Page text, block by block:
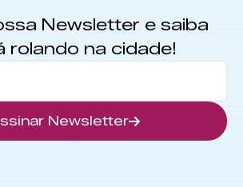
Newsletter e saiba
rolando na cidade!
Newsletter